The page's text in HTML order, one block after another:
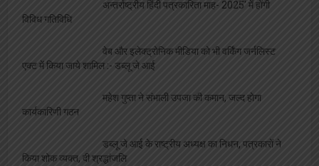
अन्तर्राष्ट्रीय हिंदी पत्रकारिता माह- 2025′ में होंगी
विविध गतिविधि
वेब और इलेक्ट्रोनिक मीडिया को भी वर्किंग जर्नलिस्ट
एक्ट में किया जाये शामिल :- डब्लू जे आई
महेश गुप्ता ने संभाली उपजा की कमान, जल्द होगा
कार्यकारिणी गठन
डब्लू जे आई के राष्ट्रीय अध्यक्ष का निधन, पत्रकारों ने
किया शोक व्यक्त, दी श्रद्धांजलि